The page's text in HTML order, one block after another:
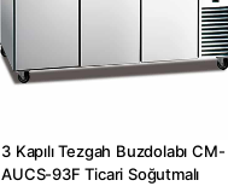
3 Kapılı Tezgah Buzdolabı CM-
AUCS-93F Ticari Soğutmalı